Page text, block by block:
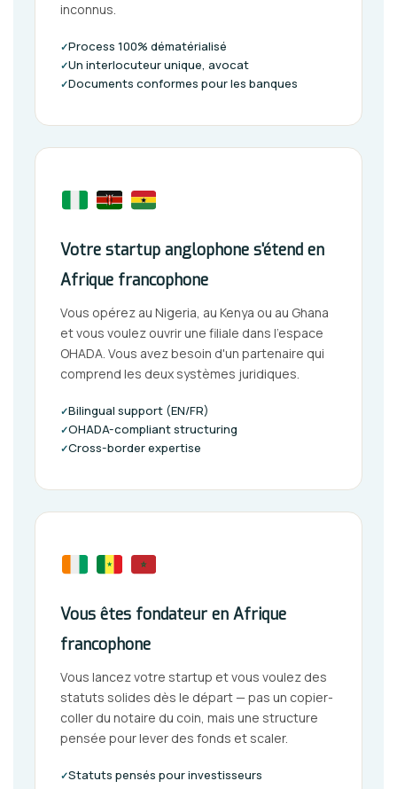
inconnus.
✓Process 100% dématérialisé
✓Un interlocuteur unique, avocat
✓Documents conformes pour les banques
Votre startup anglophone s'étend en
Afrique francophone
Vous opérez au Nigeria, au Kenya ou au Ghana
et vous voulez ouvrir une filiale dans l'espace
OHADA. Vous avez besoin d'un partenaire qui
comprend les deux systèmes juridiques.
✓Bilingual support (EN/FR)
✓OHADA-compliant structuring
✓Cross-border expertise
Vous êtes fondateur en Afrique
francophone
Vous lancez votre startup et vous voulez des
statuts solides dès le départ — pas un copier-
coller du notaire du coin, mais une structure
pensée pour lever des fonds et scaler.
✓Statuts pensés pour investisseurs